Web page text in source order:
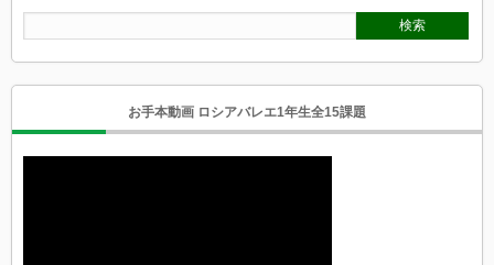
お手本動画 ロシアバレエ1年生全15課題